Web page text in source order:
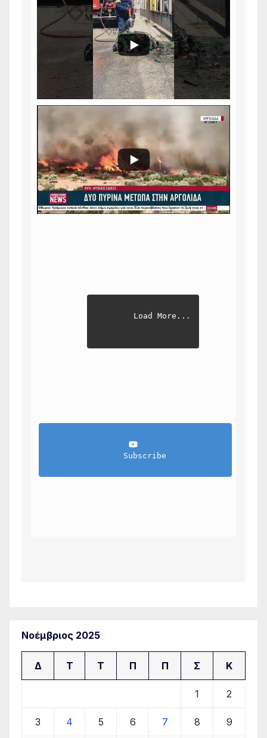
Load More...
                Subscribe
Νοέμβριος 2025
Δ Τ Τ Π Π Σ Κ
1 2
3 4 5 6 7 8 9